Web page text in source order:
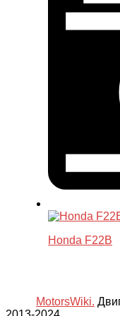
Honda F22B
MotorsWiki.